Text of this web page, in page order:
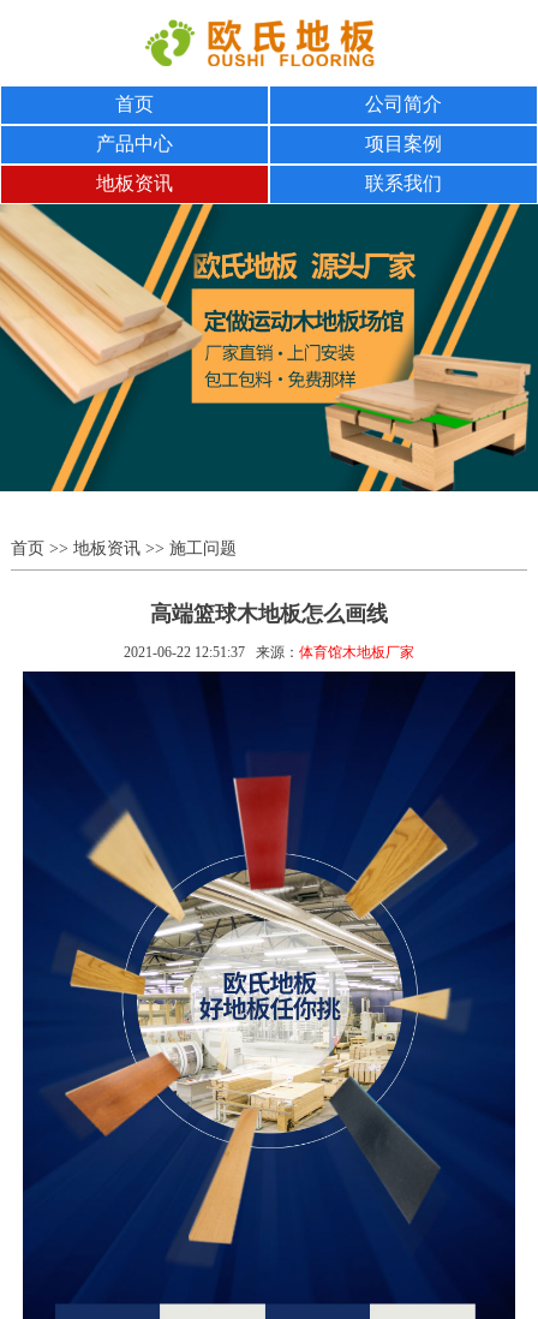
首页
公司简介
产品中心
项目案例
地板资讯
联系我们
首页>> 地板资讯>> 施工问题
高端篮球木地板怎么画线
2021-06-22 12:51:37 来源： 体育馆木地板厂家